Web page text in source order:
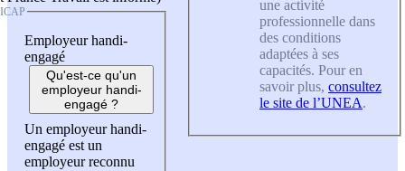
Employeur handi-
engagé
Qu'est-ce qu'un
employeur handi-
engagé ?
Un employeur handi-
engagé est un
employeur reconnu
une activité
professionnelle dans
des conditions
adaptées à ses
capacités. Pour en
savoir plus, consultez
le site de l’UNEA.